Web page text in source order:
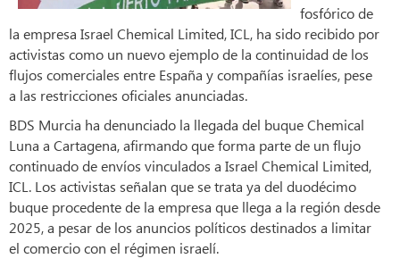
fosfórico de
la empresa Israel Chemical Limited, ICL, ha sido recibido por
activistas como un nuevo ejemplo de la continuidad de los
flujos comerciales entre España y compañías israelíes, pese
a las restricciones oficiales anunciadas.
BDS Murcia ha denunciado la llegada del buque Chemical
Luna a Cartagena, afirmando que forma parte de un flujo
continuado de envíos vinculados a Israel Chemical Limited,
ICL. Los activistas señalan que se trata ya del duodécimo
buque procedente de la empresa que llega a la región desde
2025, a pesar de los anuncios políticos destinados a limitar
el comercio con el régimen israelí.